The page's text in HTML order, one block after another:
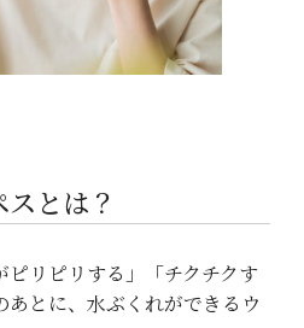
Reservation
とは？
ピリピリする」「チクチクす
あとに、水ぶくれができるウ